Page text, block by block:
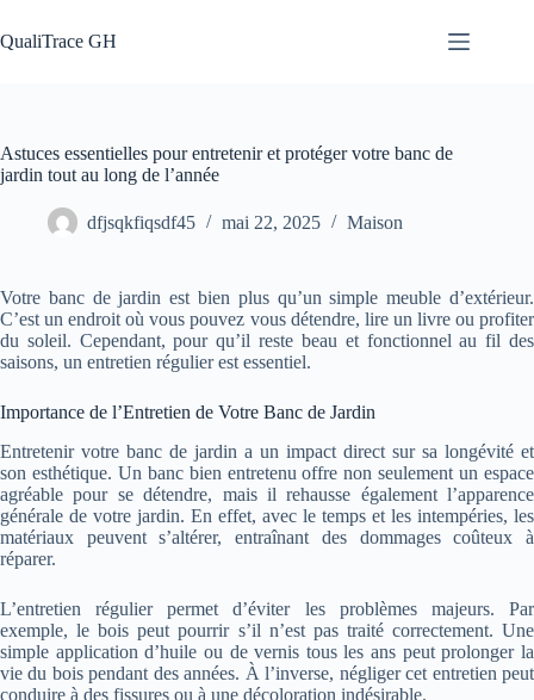
au
contenu
QualiTrace GH
Astuces essentielles pour entretenir et protéger votre banc de
jardin tout au long de l’année
dfjsqkfiqsdf45 mai 22, 2025 Maison
Votre banc de jardin est bien plus qu’un simple meuble d’extérieur.
C’est un endroit où vous pouvez vous détendre, lire un livre ou profiter
du soleil. Cependant, pour qu’il reste beau et fonctionnel au fil des
saisons, un entretien régulier est essentiel.
Importance de l’Entretien de Votre Banc de Jardin
Entretenir votre banc de jardin a un impact direct sur sa longévité et
son esthétique. Un banc bien entretenu offre non seulement un espace
agréable pour se détendre, mais il rehausse également l’apparence
générale de votre jardin. En effet, avec le temps et les intempéries, les
matériaux peuvent s’altérer, entraînant des dommages coûteux à
réparer.
L’entretien régulier permet d’éviter les problèmes majeurs. Par
exemple, le bois peut pourrir s’il n’est pas traité correctement. Une
simple application d’huile ou de vernis tous les ans peut prolonger la
vie du bois pendant des années. À l’inverse, négliger cet entretien peut
conduire à des fissures ou à une décoloration indésirable.